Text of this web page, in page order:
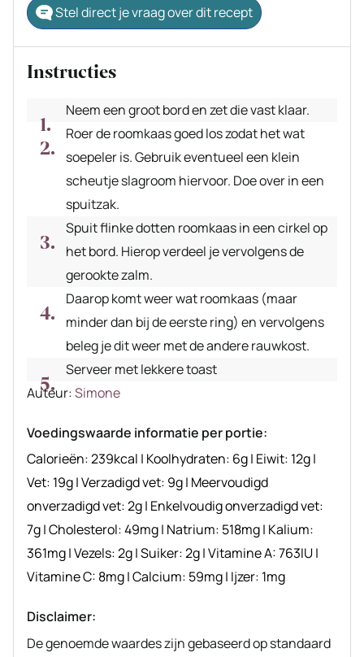
Stel direct je vraag over dit recept
Instructies
Neem een groot bord en zet die vast klaar.
Roer de roomkaas goed los zodat het wat
soepeler is. Gebruik eventueel een klein
scheutje slagroom hiervoor. Doe over in een
spuitzak.
Spuit flinke dotten roomkaas in een cirkel op
het bord. Hierop verdeel je vervolgens de
gerookte zalm.
Daarop komt weer wat roomkaas (maar
minder dan bij de eerste ring) en vervolgens
beleg je dit weer met de andere rauwkost.
Serveer met lekkere toast
Auteur
Auteur:Simone
Voedingswaarde informatie per portie:
Calorieën:239kcal | Koolhydraten: 6g| Eiwit: 12g|
Vet: 19g|Verzadigd vet: 9g| Meervoudigd
onverzadigd vet:2g| Enkelvoudig onverzadigd vet:
7g|Cholesterol:49mg| Natrium: 518mg| Kalium:
361mg|Vezels:2g|Suiker:2g|Vitamine A:763IU|
Vitamine C: 8mg|Calcium: 59mg| Ijzer: 1mg
Disclaimer:
De genoemde waardes zijn gebaseerd op standaard